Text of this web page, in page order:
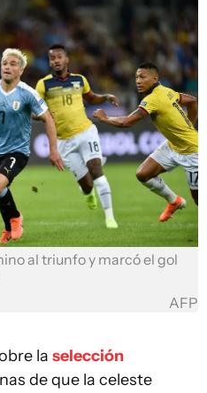
al triunfo y marcó el gol
AFP
la selección
de que la celeste